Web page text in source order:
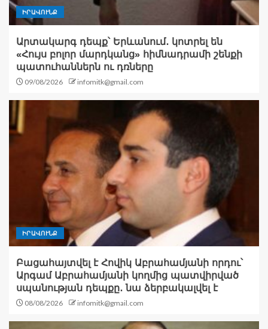
ԻՐԱՎՈՒՆՔ
Արտակարգ դեպք՝ Երևանում․ կոտրել են
«Հույս բոլոր մարդկանց» հիմնադրամի շենքի
պատուհաններն ու դռները
09/08/2026 infomitk@gmail.com
ԻՐԱՎՈՒՆՔ
Բացահայտվել է Հովիկ Աբրահամյանի որդու՝
Արգամ Աբրահամյանի կողմից պատվիրված
սպանության դեպքը․ նա ձերբակալվել է
08/08/2026 infomitk@gmail.com